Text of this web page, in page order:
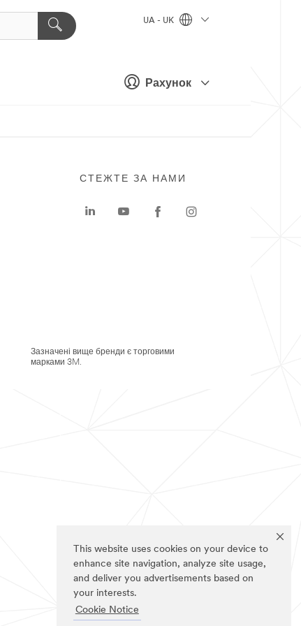
This website uses cookies on your device to
enhance site navigation, analyze site usage,
and deliver you advertisements based on
your interests.
Cookie Notice
Рахунок
UA - UK
СТЕЖТЕ ЗА НАМИ
Зазначені вище бренди є торговими
марками 3M.